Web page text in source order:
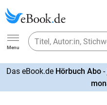
Ebook.de
Menu
Das eBook.de Hörbuch Abo-